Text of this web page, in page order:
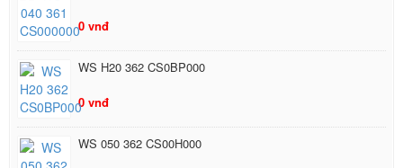
0 vnđ
WS H20 362 CS0BP000
0 vnđ
WS 050 362 CS00H000